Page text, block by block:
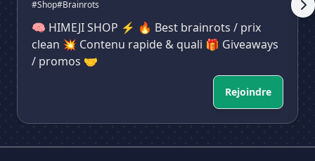
#Shop#Brainrots
🧠 HIMEJI SHOP ⚡ 🔥 Best brainrots / prix
clean 💥 Contenu rapide & quali 🎁 Giveaways
/ promos 🤝
Rejoindre